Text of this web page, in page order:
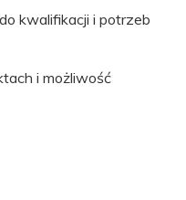
kwalifikacji i potrzeb
i możliwość